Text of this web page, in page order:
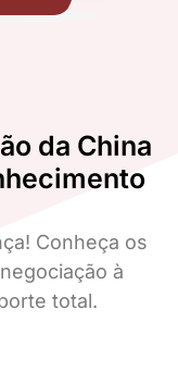
da China
Conheça os
à
total.